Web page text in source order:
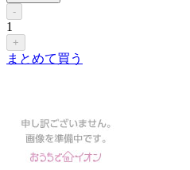
-
1
+
まとめて買う